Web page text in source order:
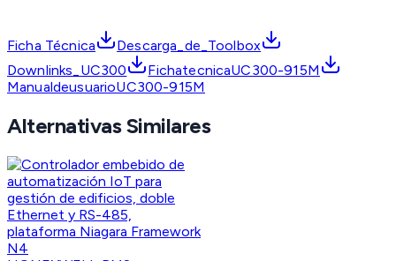
Ficha Técnica
Descarga_de_Toolbox
Downlinks_UC300
FichatecnicaUC300-915M
ManualdeusuarioUC300-915M
Alternativas Similares